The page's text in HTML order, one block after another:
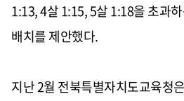
1:13, 4살1:15, 5살1:18을 초과
배치를 제안했다.
지난2월 전북특별자치도교육청은